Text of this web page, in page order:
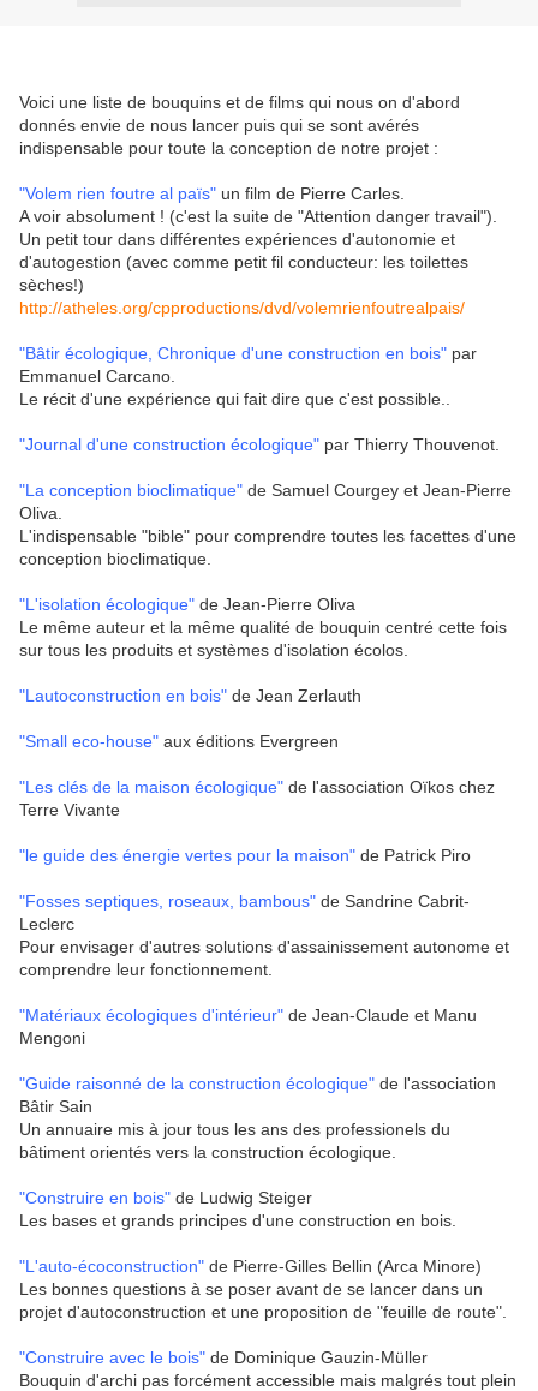
Voici une liste de bouquins et de films qui nous on d'abord
donnés envie de nous lancer puis qui se sont avérés
indispensable pour toute la conception de notre projet :
"Volem rien foutre al païs" un film de Pierre Carles.
A voir absolument ! (c'est la suite de "Attention danger travail").
Un petit tour dans différentes expériences d'autonomie et
d'autogestion (avec comme petit fil conducteur: les toilettes
sèches!)
http://atheles.org/cpproductions/dvd/volemrienfoutrealpais/
"Bâtir écologique, Chronique d'une construction en bois" par
Emmanuel Carcano.
Le récit d'une expérience qui fait dire que c'est possible..
"Journal d'une construction écologique" par Thierry Thouvenot.
"La conception bioclimatique" de Samuel Courgey et Jean-Pierre
Oliva.
L'indispensable "bible" pour comprendre toutes les facettes d'une
conception bioclimatique.
"L'isolation écologique" de Jean-Pierre Oliva
Le même auteur et la même qualité de bouquin centré cette fois
sur tous les produits et systèmes d'isolation écolos.
"Lautoconstruction en bois" de Jean Zerlauth
"Small eco-house" aux éditions Evergreen
"Les clés de la maison écologique" de l'association Oïkos chez
Terre Vivante
"le guide des énergie vertes pour la maison" de Patrick Piro
"Fosses septiques, roseaux, bambous" de Sandrine Cabrit-
Leclerc
Pour envisager d'autres solutions d'assainissement autonome et
comprendre leur fonctionnement.
"Matériaux écologiques d'intérieur" de Jean-Claude et Manu
Mengoni
"Guide raisonné de la construction écologique" de l'association
Bâtir Sain
Un annuaire mis à jour tous les ans des professionels du
bâtiment orientés vers la construction écologique.
"Construire en bois" de Ludwig Steiger
Les bases et grands principes d'une construction en bois.
"L'auto-écoconstruction" de Pierre-Gilles Bellin (Arca Minore)
Les bonnes questions à se poser avant de se lancer dans un
projet d'autoconstruction et une proposition de "feuille de route".
"Construire avec le bois" de Dominique Gauzin-Müller
Bouquin d'archi pas forcément accessible mais malgrés tout plein